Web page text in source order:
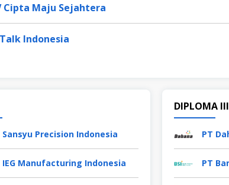
Cipta Maju Sejahtera
Indonesia
Sansyu Precision Indonesia
IEG Manufacturing Indonesia
DIPLOMA III
PT